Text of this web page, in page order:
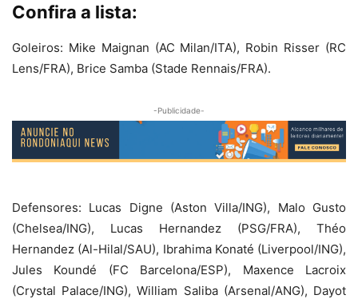
Confira a lista:
Goleiros: Mike Maignan (AC Milan/ITA), Robin Risser (RC
Lens/FRA), Brice Samba (Stade Rennais/FRA).
-Publicidade-
Defensores: Lucas Digne (Aston Villa/ING), Malo Gusto
(Chelsea/ING), Lucas Hernandez (PSG/FRA), Théo
Hernandez (Al-Hilal/SAU), Ibrahima Konaté (Liverpool/ING),
Jules Koundé (FC Barcelona/ESP), Maxence Lacroix
(Crystal Palace/ING), William Saliba (Arsenal/ANG), Dayot